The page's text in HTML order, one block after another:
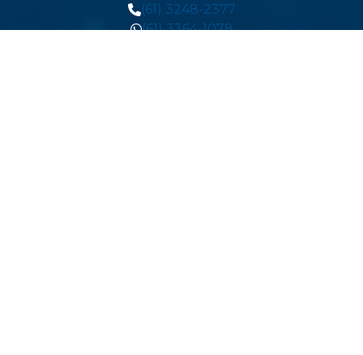
(61) 3248-2377
(61) 3364-1078